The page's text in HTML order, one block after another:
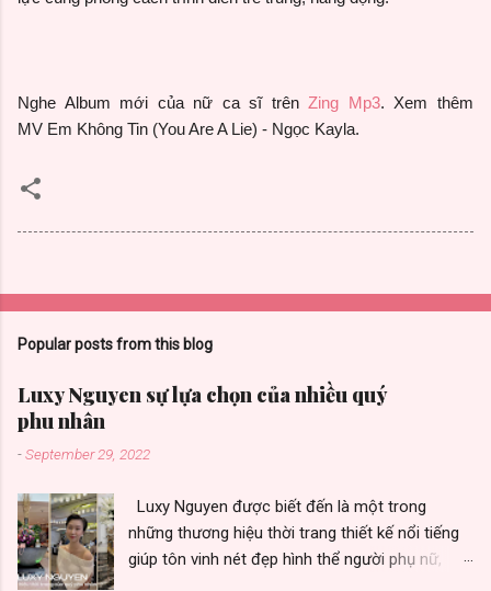
Nghe Album mới của nữ ca sĩ trênZing Mp3. Xem thêm
MV Em Không Tin (You Are A Lie) - Ngọc Kayla.
Popular posts from this blog
Luxy Nguyen sự lựa chọn của nhiều quý
phu nhân
-September 29, 2022
Luxy Nguyen được biết đến là một trong
những thương hiệu thời trang thiết kế nổi tiếng
giúp tôn vinh nét đẹp hình thể người phụ nữ,